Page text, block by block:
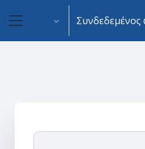
Μετάβαση στο κεντρικό
Πλευρικός πίνακας
Συνδεδεμένος